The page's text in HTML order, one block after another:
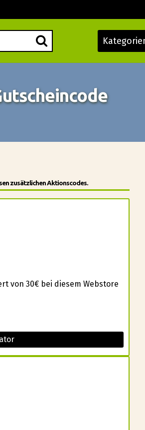
zusätzlichen Aktionscodes.
von 30€ bei diesem Webstore